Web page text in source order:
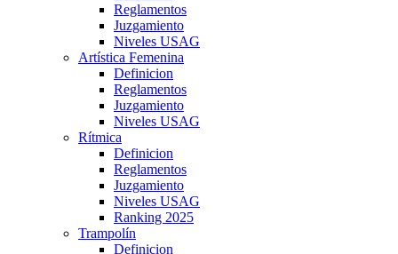
Reglamentos
Juzgamiento
Niveles USAG
Artística Femenina
Definicion
Reglamentos
Juzgamiento
Niveles USAG
Rítmica
Definicion
Reglamentos
Juzgamiento
Niveles USAG
Ranking 2025
Trampolín
Definicion